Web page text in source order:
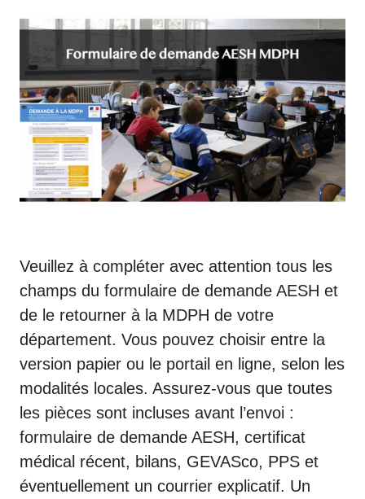
Veuillez à compléter avec attention tous les
champs du formulaire de demande AESH et
de le retourner à la MDPH de votre
département. Vous pouvez choisir entre la
version papier ou le portail en ligne, selon les
modalités locales. Assurez-vous que toutes
les pièces sont incluses avant l’envoi :
formulaire de demande AESH, certificat
médical récent, bilans, GEVASco, PPS et
éventuellement un courrier explicatif. Un